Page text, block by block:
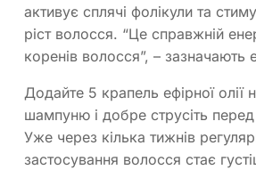
активує сплячі фолікули та
ріст волосся. “Це справжній
коренів волосся”, – зазначають
Додайте 5 крапель ефірної олії
шампуню і добре струсіть
Уже через кілька тижнів
застосування волосся стає